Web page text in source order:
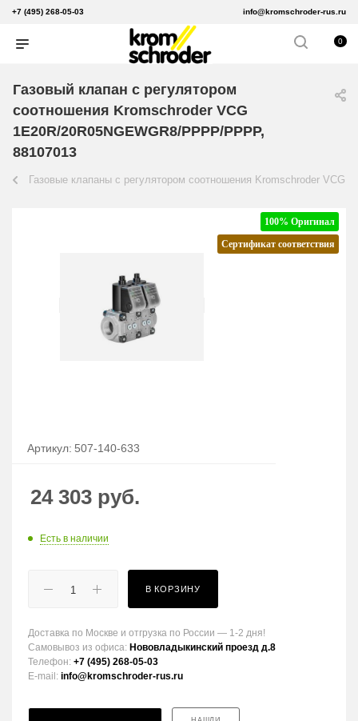
+7 (495) 268-05-03 info@kromschroder-rus.ru
0
Газовый клапан с регулятором
соотношения Kromschroder VCG
1E20R/20R05NGEWGR8/PPPP/PPPP,
88107013
Газовые клапаны с регулятором соотношения Kromschroder VCG
100% Оригинал
Сертификат соответствия
Артикул: 507-140-633
24 303 руб.
Есть в наличии
В КОРЗИНУ
Доставка по Москве и отгрузка по России — 1-2 дня!
Самовывоз из офиса: Нововладыкинский проезд д.8
Телефон: +7 (495) 268-05-03
E-mail: info@kromschroder-rus.ru